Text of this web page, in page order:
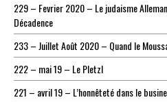
229 – Fevrier 2020 – Le judaisme
Décadence
233 – Juillet Août 2020 – Quand le
222 – mai 19 – Le Pletzl
221 – avril 19 – L’honnêteté dans le